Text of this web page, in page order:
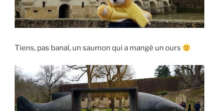
Tiens, pas banal, un saumon qui a mangé un ours